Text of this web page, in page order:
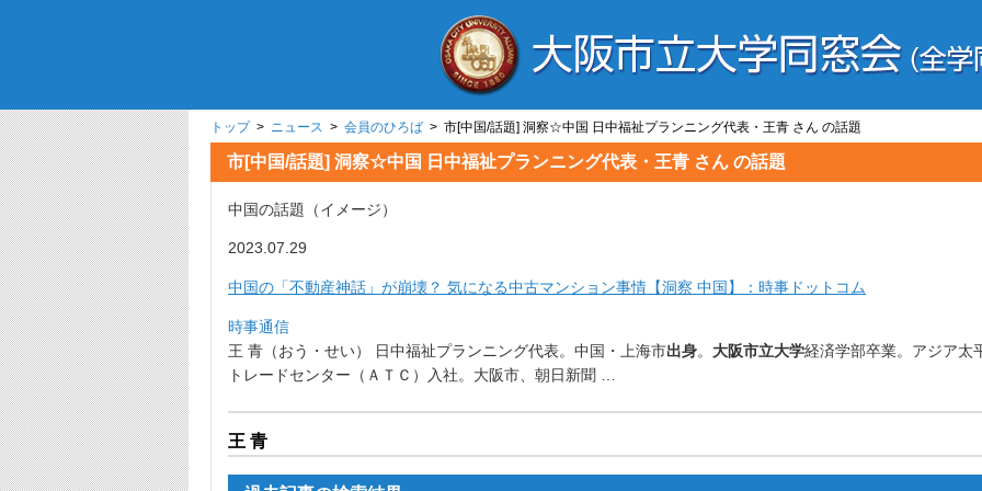
トップ> ニュース > 会員のひろば > 市[中国/話題] 洞察☆中国 日中福祉プランニング代表・王青 さん の話題
市[中国/話題] 洞察☆中国 日中福祉プランニング代表・王青 さん の話題
中国の話題（イメージ）
2023.07.29
中国の「不動産神話」が崩壊？ 気になる中古マンション事情【洞察 中国】：時事ドットコム
時事通信
王 青（おう・せい） 日中福祉プランニング代表。中国・上海市出身。 大阪市立大学経済学部卒業。アジア太
トレードセンター（ＡＴＣ）入社。 大阪市、朝日新聞 …
王 青